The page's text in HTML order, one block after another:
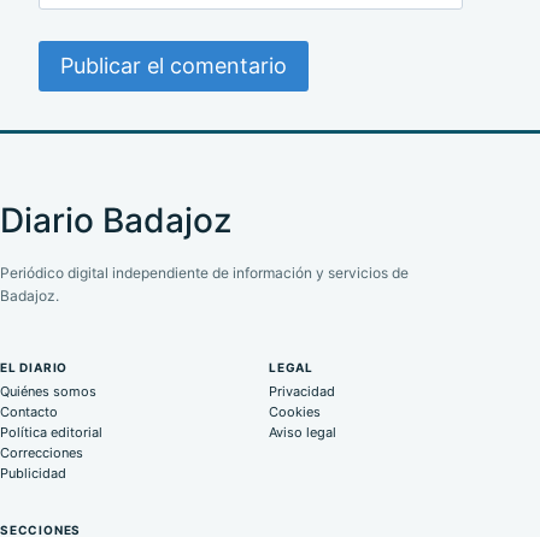
Diario Badajoz
Periódico digital independiente de información y servicios de
Badajoz.
EL DIARIO
Quiénes somos
Contacto
Política editorial
Correcciones
Publicidad
LEGAL
Privacidad
Cookies
Aviso legal
SECCIONES